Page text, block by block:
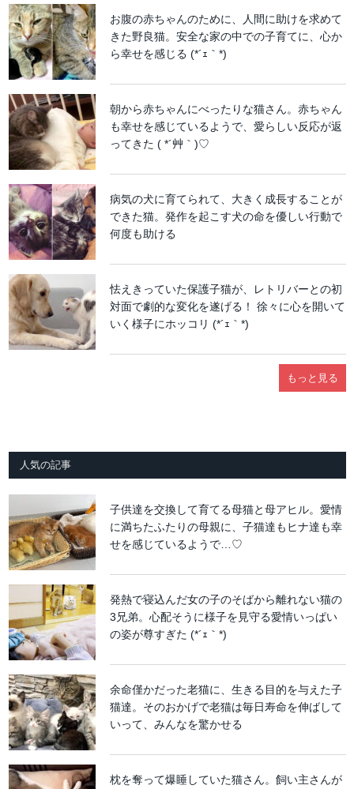
お腹の赤ちゃんのために、人間に助けを求めて
きた野良猫。安全な家の中での子育てに、心か
ら幸せを感じる (*´ｪ｀*)
朝から赤ちゃんにべったりな猫さん。赤ちゃん
も幸せを感じているようで、愛らしい反応が返
ってきた ( *´艸｀)♡
病気の犬に育てられて、大きく成長することが
できた猫。発作を起こす犬の命を優しい行動で
何度も助ける
怯えきっていた保護子猫が、レトリバーとの初
対面で劇的な変化を遂げる！ 徐々に心を開いて
いく様子にホッコリ (*´ｪ｀*)
もっと見る
人気の記事
子供達を交換して育てる母猫と母アヒル。愛情
に満ちたふたりの母親に、子猫達もヒナ達も幸
せを感じているようで…♡
発熱で寝込んだ女の子のそばから離れない猫の
3兄弟。心配そうに様子を見守る愛情いっぱい
の姿が尊すぎた (*´ｪ｀*)
余命僅かだった老猫に、生きる目的を与えた子
猫達。そのおかげで老猫は毎日寿命を伸ばして
いって、みんなを驚かせる
枕を奪って爆睡していた猫さん。飼い主さんが